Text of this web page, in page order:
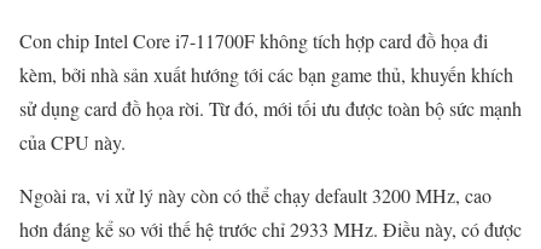
Con chip Intel Core i7-11700F không tích hợp card đồ họa đi
kèm, bởi nhà sản xuất hướng tới các bạn game thủ, khuyến khích
sử dụng card đồ họa rời. Từ đó, mới tối ưu được toàn bộ sức mạnh
của CPU này.
Ngoài ra, vi xử lý này còn có thể chạy default 3200 MHz, cao
hơn đáng kể so với thế hệ trước chỉ 2933 MHz. Điều này, có được